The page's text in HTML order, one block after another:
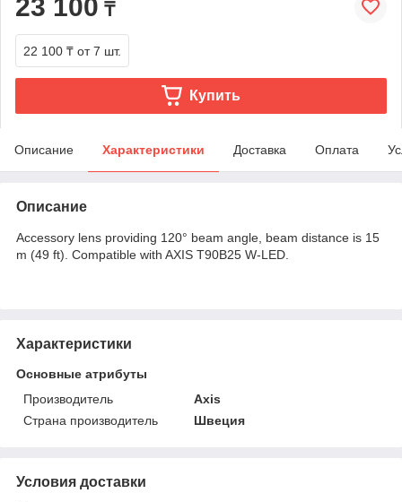
23 100 ₸
22 100 ₸ от 7 шт.
Купить
Описание Характеристики Доставка Оплата
Описание
Accessory lens providing 120° beam angle, beam distance is 15
m (49 ft). Compatible with AXIS T90B25 W-LED.
Характеристики
Основные атрибуты
Производитель
Axis
Страна производитель
Швеция
Условия доставки